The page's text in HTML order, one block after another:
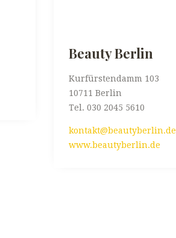
Beauty Berlin
Kurfürstendamm 103
10711 Berlin
Tel. 030 2045 5610
kontakt@beautyberlin.de
www.beautyberlin.de